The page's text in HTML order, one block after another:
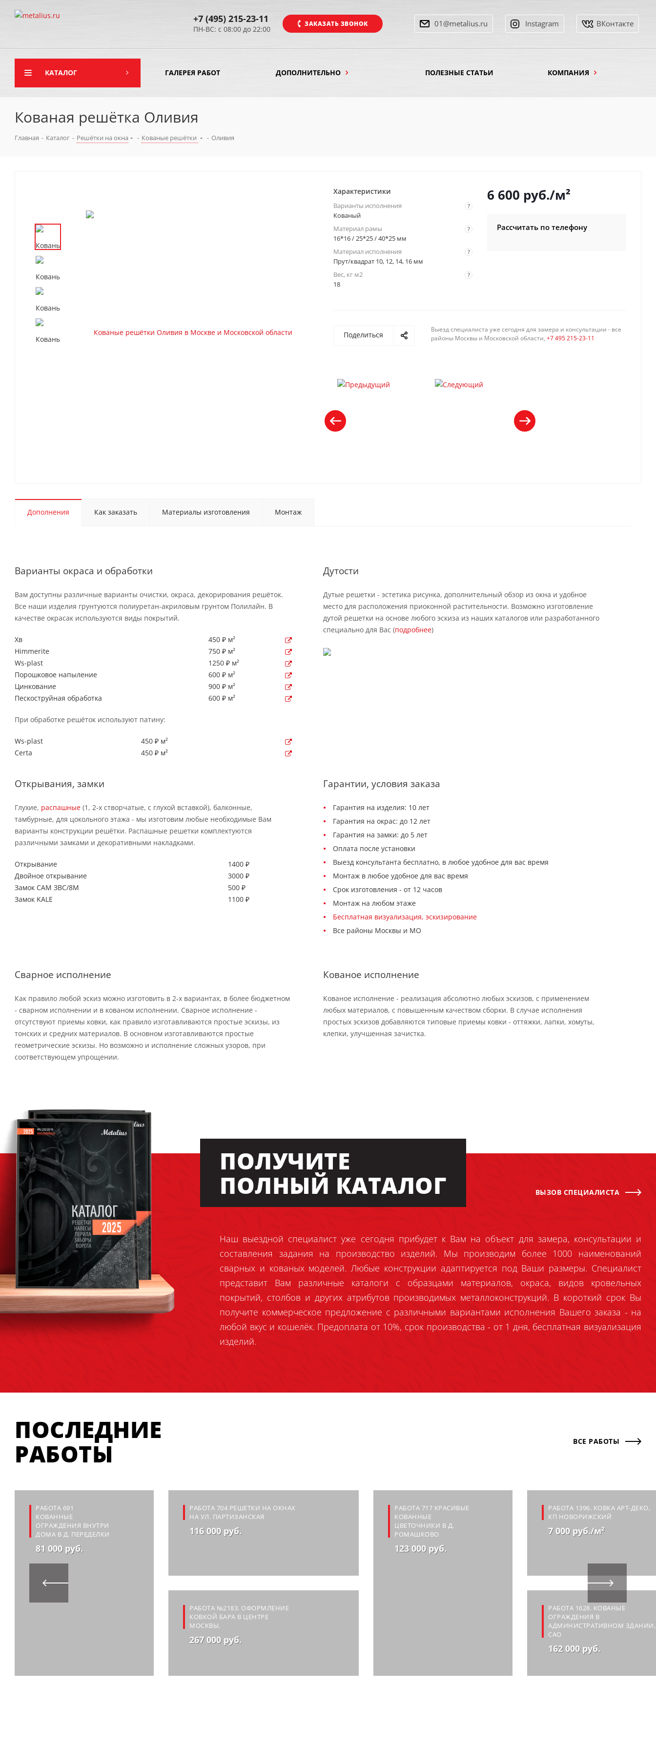
ЗАКАЗАТЬ ЗВОНОК 01@metalius.ru Instagram ВКонтакте
+7 (495) 215-23-11
ПН-ВС: с 08:00 до 22:00
КАТАЛОГ ГАЛЕРЕЯ РАБОТ ДОПОЛНИТЕЛЬНО ПОЛЕЗНЫЕ СТАТЬИ КОМПАНИЯ
Кованая решётка Оливия
Главная - Каталог - Решётки на окна - Кованые решётки - Оливия
Характеристики
?
Варианты исполнения
Кованый
?
Материал рамы
16*16 / 25*25 / 40*25 мм
?
Материал исполнения
Прут/квадрат 10, 12, 14, 16 мм
?
Вес, кг м2
18
6 600 руб./м²
Рассчитать по телефону
Поделиться
Выезд специалиста уже сегодня для замера и консультации - все
районы Москвы и Московской области, +7 495 215-23-11
Дополнения Как заказать Материалы изготовления Монтаж
Варианты окраса и обработки
Вам доступны различные варианты очистки, окраса, декорирования решёток.
Все наши изделия грунтуются полиуретан-акриловым грунтом Полилайн. В
качестве окрасак используются виды покрытий.
Хв
450 ₽ м²
Himmerite
750 ₽ м²
Ws-plast
1250 ₽ м²
Порошковое напыление
600 ₽ м²
Цинкование
900 ₽ м²
Пескоструйная обработка
600 ₽ м²
При обработке решёток используют патину:
Ws-plast
450 ₽ м²
Certa
450 ₽ м²
Дутости
Дутые решетки - эстетика рисунка, дополнительный обзор из окна и удобное
место для расположения приоконной растительности. Возможно изготовление
дутой решетки на основе любого эскиза из наших каталогов или разработанного
специально для Вас (подробнее)
Открывания, замки
Глухие, распашные (1, 2-х створчатые, с глухой вставкой), балконные,
тамбурные, для цокольного этажа - мы изготовим любые необходимые Вам
варианты конструкции решётки. Распашные решетки комплектуются
различными замками и декоративными накладками.
Открывание
1400 ₽
Двойное открывание
3000 ₽
Замок САМ ЗВС/8М
500 ₽
Замок KALE
1100 ₽
Гарантии, условия заказа
Гарантия на изделия: 10 лет
Гарантия на окрас: до 12 лет
Гарантия на замки: до 5 лет
Оплата после установки
Выезд консультанта бесплатно, в любое удобное для вас время
Монтаж в любое удобное для вас время
Срок изготовления - от 12 часов
Монтаж на любом этаже
Бесплатная визуализация, эскизирование
Все районы Москвы и МО
Сварное исполнение
Как правило любой эскиз можно изготовить в 2-х вариантах, в более бюджетном
- сварном исполнении и в кованом исполнении. Сварное исполнение -
отсутствуют приемы ковки, как правило изготавливаются простые эскизы, из
тонских и средних материалов. В основном изготавливаются простые
геометрические эскизы. Но возможно и исполнение сложных узоров, при
соответствующем упрощении.
Кованое исполнение
Кованое исполнение - реализация абсолютно любых эскизов, с применением
любых материалов, с повышенным качеством сборки. В случае исполнения
простых эскизов добавляются типовые приемы ковки - оттяжки, лапки, хомуты,
клепки, улучшенная зачистка.
ПОЛУЧИТЕ
ПОЛНЫЙ КАТАЛОГ
ВЫЗОВ СПЕЦИАЛИСТА
Наш выездной специалист уже сегодня прибудет к Вам на объект для замера, консультации и
составления задания на производство изделий. Мы производим более 1000 наименований
сварных и кованых моделей. Любые конструкции адаптируется под Ваши размеры. Специалист
представит Вам различные каталоги с образцами материалов, окраса, видов кровельных
покрытий, столбов и других атрибутов производимых металлоконструкций. В короткий срок Вы
получите коммерческое предложение с различными вариантами исполнения Вашего заказа - на
любой вкус и кошелёк. Предоплата от 10%, срок производства - от 1 дня, бесплатная визуализация
изделий.
ПОСЛЕДНИЕ
РАБОТЫ
ВСЕ РАБОТЫ
РАБОТА 691
КОВАННЫЕ
ОГРАЖДЕНИЯ ВНУТРИ
ДОМА В Д. ПЕРЕДЕЛКИ
81 000 руб.
РАБОТА 704 РЕШЕТКИ НА ОКНАХ
НА УЛ. ПАРТИЗАНСКАЯ
116 000 руб.
РАБОТА №2183. ОФОРМЛЕНИЕ
КОВКОЙ БАРА В ЦЕНТРЕ
МОСКВЫ.
267 000 руб.
РАБОТА 717 КРАСИВЫЕ
КОВАННЫЕ
ЦВЕТОЧНИКИ В Д.
РОМАШКОВО
123 000 руб.
РАБОТА 1396. КОВКА АРТ-ДЕКО,
КП НОВОРИЖСКИЙ
7 000 руб./м²
РАБОТА 1628. КОВАНЫЕ
ОГРАЖДЕНИЯ В
АДМИНИСТРАТИВНОМ ЗДАНИИ,
САО
162 000 руб.